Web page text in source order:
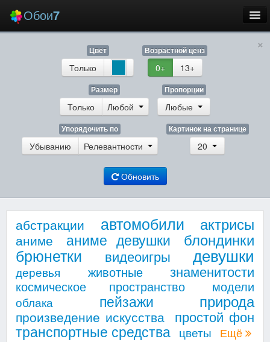
Обои7
Заставки
Вход
×
Цвет
Только
Возрастной ценз
0+ 13+
Размер
Только Любой
Пропорции
Любые
Упорядочить по
Убыванию Релевантности
Картинок на странице
20
Обновить
абстракции автомобили актрисы
аниме аниме девушки блондинки
брюнетки видеоигры девушки
деревья животные знаменитости
космическое пространство модели
облака пейзажи природа
произведение искусства простой фон
транспортные средства цветы Ещё